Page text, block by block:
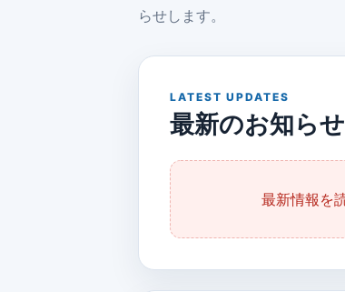
らせします。
LATEST UPDATES
最新のお知らせ
最新情報を